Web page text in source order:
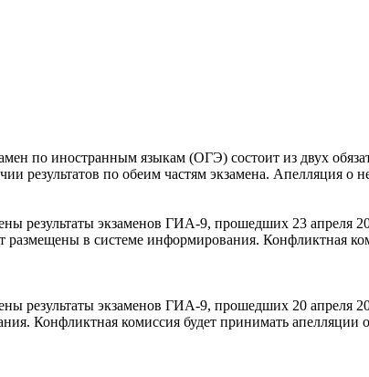
по иностранным языкам (ОГЭ) состоит из двух
результатов по обеим частям экзамена. Апелляция о
результаты экзаменов ГИА-9, прошедших 23 апреля
размещены в системе информирования. Конфликтная
результаты экзаменов ГИА-9, прошедших 20 апреля
Конфликтная комиссия будет принимать